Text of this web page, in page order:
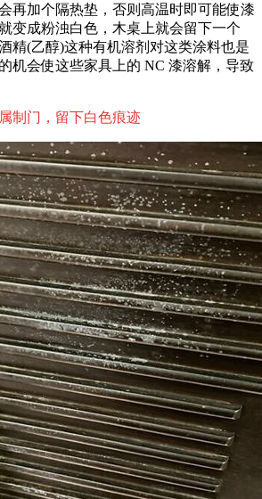
再加个隔热垫，否则高温时即可能使漆
变成粉浊白色，木桌上就会留下一个
精(乙醇)这种有机溶剂对这类涂料也是
机会使这些家具上的 NC 漆溶解，导致
制门，留下白色痕迹